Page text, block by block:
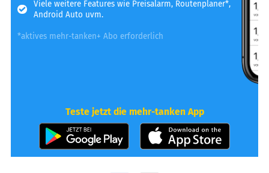
Viele weitere Features wie Preisalarm, Routenplaner*,
Android Auto uvm.
*aktives mehr-tanken+ Abo erforderlich
Teste jetzt die mehr-tanken App